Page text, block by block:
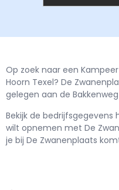
Op zoek naar een
Hoorn Texel? De
gelegen aan de Bakkenweg
Bekijk de
wilt opnemen met De
je bij De Zwanenplaats